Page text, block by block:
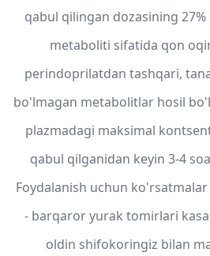
qabul qilingan dozasining
metaboliti sifatida qon
perindoprilatdan tashqari,
bo'lmagan metabolitlar hosil
plazmadagi maksimal
qabul qilganidan keyin 3-4
Foydalanish uchun
- barqaror yurak tomirlari
oldin shifokoringiz bilan